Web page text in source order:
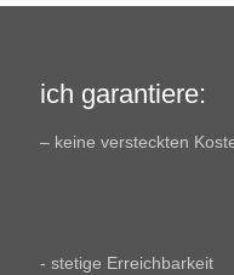
ich garantiere:
– keine versteckten
- stetige Erreichbarkeit